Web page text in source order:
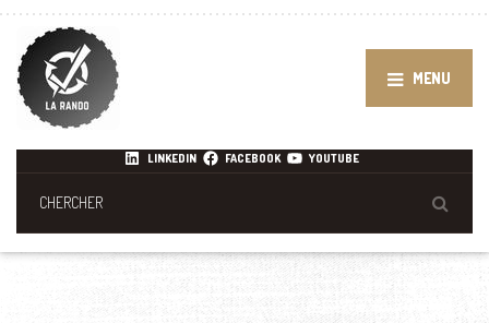
MENU
LINKEDIN FACEBOOK YOUTUBE